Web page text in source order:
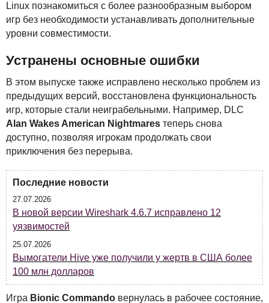
Linux познакомиться с более разнообразным выбором
игр без необходимости устанавливать дополнительные
уровни совместимости.
Устранены основные ошибки
В этом выпуске также исправлено несколько проблем из
предыдущих версий, восстановлена функциональность
игр, которые стали неиграбельными. Например, DLC
Alan Wakes American Nightmares теперь снова
доступно, позволяя игрокам продолжать свои
приключения без перерыва.
Последние новости
27.07.2026
В новой версии Wireshark 4.6.7 исправлено 12
уязвимостей
25.07.2026
Вымогатели Hive уже получили у жертв в США более
100 млн долларов
Игра Bionic Commando вернулась в рабочее состояние,